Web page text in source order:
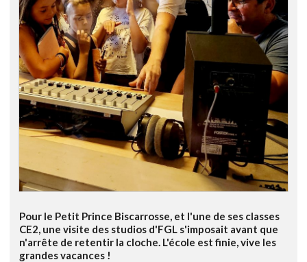
Pour le Petit Prince Biscarrosse, et l'une de ses classes
CE2, une visite des studios d'FGL s'imposait avant que
n'arrête de retentir la cloche. L'école est finie, vive les
grandes vacances !